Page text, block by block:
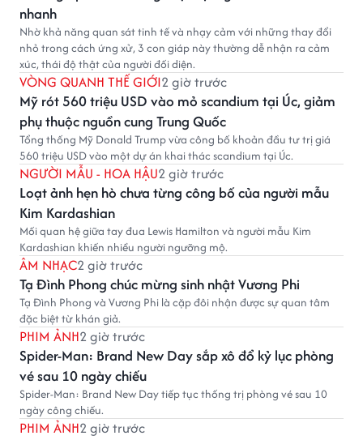
nhanh
Nhờ khả năng quan sát tinh tế và nhạy cảm với những thay đổi
nhỏ trong cách ứng xử, 3 con giáp này thường dễ nhận ra cảm
xúc, thái độ thật của người đối diện.
VÒNG QUANH THẾ GIỚI2 giờ trước
Mỹ rót 560 triệu USD vào mỏ scandium tại Úc, giảm
phụ thuộc nguồn cung Trung Quốc
Tổng thống Mỹ Donald Trump vừa công bố khoản đầu tư trị giá
560 triệu USD vào một dự án khai thác scandium tại Úc.
NGƯỜI MẪU - HOA HẬU2 giờ trước
Loạt ảnh hẹn hò chưa từng công bố của người mẫu
Kim Kardashian
Mối quan hệ giữa tay đua Lewis Hamilton và người mẫu Kim
Kardashian khiến nhiều người ngưỡng mộ.
ÂM NHẠC2 giờ trước
Tạ Đình Phong chúc mừng sinh nhật Vương Phi
Tạ Đình Phong và Vương Phi là cặp đôi nhận được sự quan tâm
đặc biệt từ khán giả.
PHIM ẢNH2 giờ trước
Spider-Man: Brand New Day sắp xô đổ kỷ lục phòng
vé sau 10 ngày chiếu
Spider-Man: Brand New Day tiếp tục thống trị phòng vé sau 10
ngày công chiếu.
PHIM ẢNH2 giờ trước